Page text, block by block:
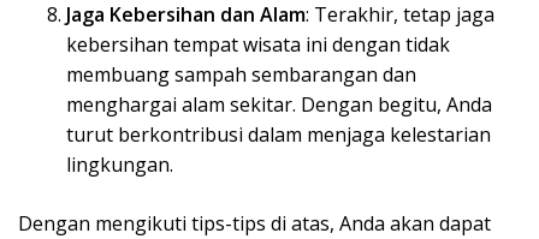
Jaga Kebersihan dan Alam: Terakhir, tetap jaga
kebersihan tempat wisata ini dengan tidak
membuang sampah sembarangan dan
menghargai alam sekitar. Dengan begitu, Anda
turut berkontribusi dalam menjaga kelestarian
lingkungan.
Dengan mengikuti tips-tips di atas, Anda akan dapat